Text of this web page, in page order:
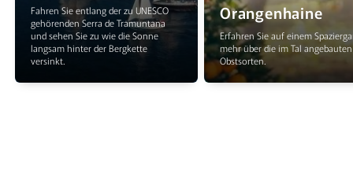
Fahren Sie entlang der zu UNESCO
gehörenden Serra de Tramuntana
und sehen Sie zu wie die Sonne
langsam hinter der Bergkette
versinkt.
Orangenhaine
Erfahren Sie auf einem
mehr über die im Tal angebauten
Obstsorten.